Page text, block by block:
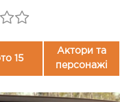
15
Актори та
персонажі